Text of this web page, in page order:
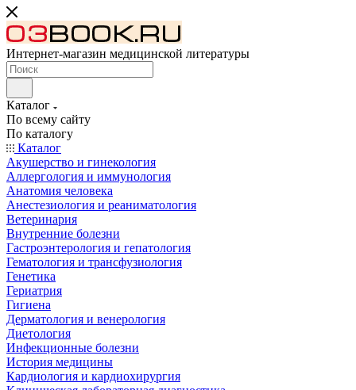
Интернет-магазин медицинской литературы
Каталог
По всему сайту
По каталогу
Каталог
Акушерство и гинекология
Аллергология и иммунология
Анатомия человека
Анестезиология и реаниматология
Ветеринария
Внутренние болезни
Гастроэнтерология и гепатология
Гематология и трансфузиология
Генетика
Гериатрия
Гигиена
Дерматология и венерология
Диетология
Инфекционные болезни
История медицины
Кардиология и кардиохирургия